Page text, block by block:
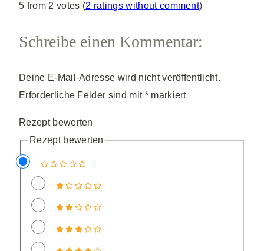
5 from 2 votes (2 ratings without comment)
Schreibe einen Kommentar:
Deine E-Mail-Adresse wird nicht veröffentlicht.
Erforderliche Felder sind mit *markiert
Rezept bewerten
Rezept bewerten